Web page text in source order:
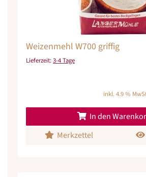
Weizenmehl W700 griffig
Lieferzeit:3-4 Tage
inkl. 4.9 %
In den
Merkzettel